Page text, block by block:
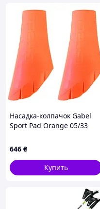
Насадка-колпачок Gabel
Sport Pad Orange 05/33
MDR
646 ₴
Купить